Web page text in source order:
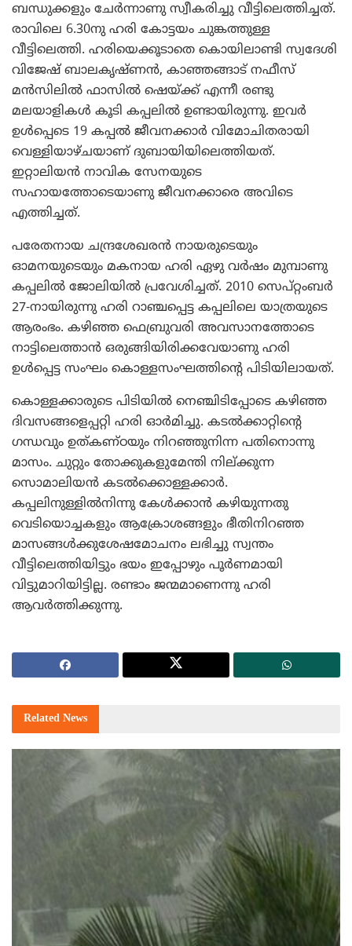
ബന്ധുക്കളും ചേര്‍ന്നാണു സ്വീകരിച്ചു വീട്ടിലെത്തിച്ചത്.
രാവിലെ 6.30നു ഹരി കോട്ടയം ചുങ്കത്തുള്ള
വീട്ടിലെത്തി. ഹരിയെക്കൂടാതെ കൊയിലാണ്ടി സ്വദേശി
വിജേഷ് ബാലകൃഷ്ണന്‍, കാഞ്ഞങ്ങാട് നഫീസ്
മന്‍സിലില്‍ ഫാസില്‍ ഷെയ്ക്ക് എന്നീ രണ്ടു
മലയാളികള്‍ കൂടി കപ്പലില്‍ ഉണ്ടായിരുന്നു. ഇവര്‍
ഉള്‍പ്പെടെ 19 കപ്പല്‍ ജീവനക്കാര്‍ വിമോചിതരായി
വെള്ളിയാഴ്ചയാണ് ദുബായിയിലെത്തിയത്.
ഇറ്റാലിയന്‍ നാവിക സേനയുടെ
സഹായത്തോടെയാണു ജീവനക്കാരെ അവിടെ
എത്തിച്ചത്.
പരേതനായ ചന്ദ്രശേഖരന്‍ നായരുടെയും
ഓമനയുടെയും മകനായ ഹരി ഏഴു വര്‍ഷം മുമ്പാണു
കപ്പലില്‍ ജോലിയില്‍ പ്രവേശിച്ചത്. 2010 സെപ്റ്റംബര്‍
27-നായിരുന്നു ഹരി റാഞ്ചപ്പെട്ട കപ്പലിലെ യാത്രയുടെ
ആരംഭം. കഴിഞ്ഞ ഫെബ്രുവരി അവസാനത്തോടെ
നാട്ടിലെത്താന്‍ ഒരുങ്ങിയിരിക്കവേയാണു ഹരി
ഉള്‍പ്പെട്ട സംഘം കൊള്ളസംഘത്തിന്റെ പിടിയിലായത്.
കൊള്ളക്കാരുടെ പിടിയില്‍ നെഞ്ചിടിപ്പോടെ കഴിഞ്ഞ
ദിവസങ്ങളെപ്പറ്റി ഹരി ഓര്‍മിച്ചു. കടല്‍ക്കാറ്റിന്റെ
ഗന്ധവും ഉത്കണ്ഠയും നിറഞ്ഞുനിന്ന പതിനൊന്നു
മാസം. ചുറ്റും തോക്കുകളുമേന്തി നില്ക്കുന്ന
സൊമാലിയന്‍ കടല്‍ക്കൊള്ളക്കാര്‍.
കപ്പലിനുള്ളില്‍നിന്നു കേള്‍ക്കാന്‍ കഴിയുന്നതു
വെടിയൊച്ചകളും ആക്രോശങ്ങളും ഭീതിനിറഞ്ഞ
മാസങ്ങള്‍ക്കുശേഷമോചനം ലഭിച്ചു സ്വന്തം
വീട്ടിലെത്തിയിട്ടും ഭയം ഇപ്പോഴും പൂര്‍ണമായി
വിട്ടുമാറിയിട്ടില്ല. രണ്ടാം ജന്മമാണെന്നു ഹരി
ആവര്‍ത്തിക്കുന്നു.
Related News